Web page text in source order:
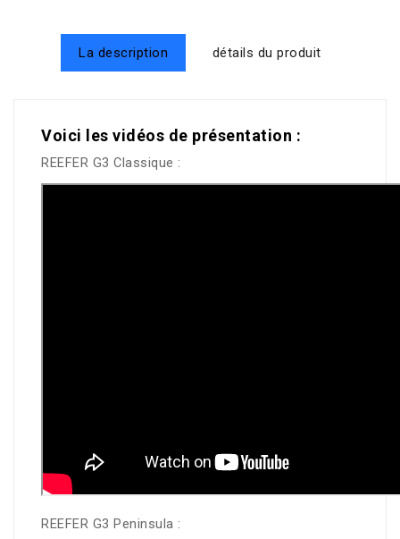
La description détails du produit
Voici les vidéos de présentation :
REEFER G3 Classique :
REEFER G3 Peninsula :